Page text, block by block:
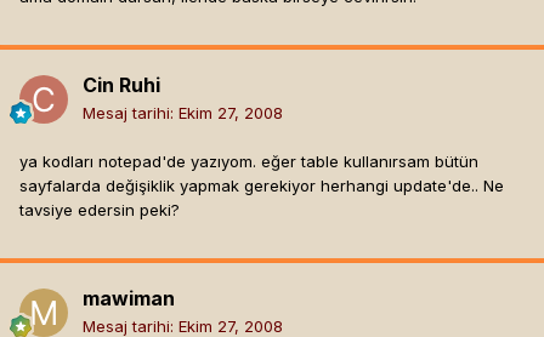
Cin Ruhi
Mesaj tarihi: Ekim 27, 2008
ya kodları notepad'de yazıyom. eğer table kullanırsam bütün
sayfalarda değişiklik yapmak gerekiyor herhangi update'de.. Ne
tavsiye edersin peki?
mawiman
Mesaj tarihi: Ekim 27, 2008